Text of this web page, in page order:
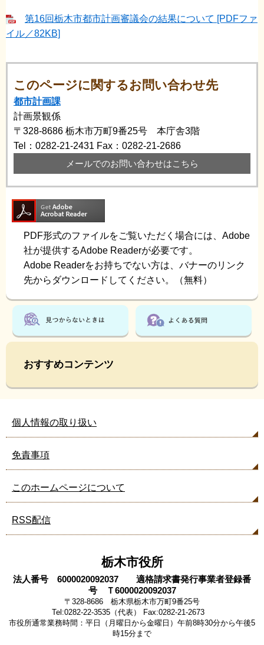
第16回栃木市都市計画審議会の結果について [PDFファ
イル／82KB]
このページに関するお問い合わせ先
都市計画課
計画景観係
〒328-8686 栃木市万町9番25号 本庁舎3階
Tel：0282-21-2431 Fax：0282-21-2686
メールでのお問い合わせはこちら
PDF形式のファイルをご覧いただく場合には、Adobe
社が提供するAdobe Readerが必要です。
Adobe Readerをお持ちでない方は、バナーのリンク
先からダウンロードしてください。（無料）
おすすめコンテンツ
個人情報の取り扱い
免責事項
このホームページについて
RSS配信
栃木市役所
法人番号 6000020092037 適格請求書発行事業者登録番
号 Ｔ6000020092037
〒328-8686 栃木県栃木市万町9番25号
Tel:0282-22-3535（代表） Fax:0282-21-2673
市役所通常業務時間：平日（月曜日から金曜日）午前8時30分から午後5
時15分まで